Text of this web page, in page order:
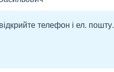
телефон і ел. пошту.